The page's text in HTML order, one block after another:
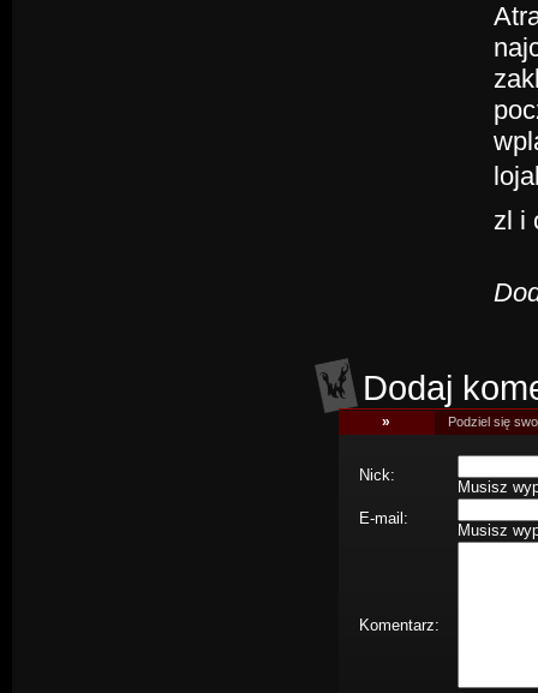
zl i
Dodaj
» Podziel się
Nick:
Musisz
E-mail:
Musisz
Komentarz: